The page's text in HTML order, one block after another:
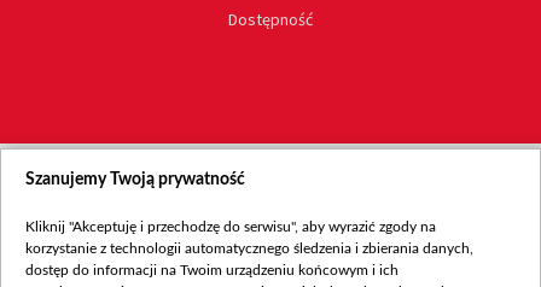
Dostępność
Szanujemy Twoją prywatność
Kliknij "Akceptuję i przechodzę do serwisu", aby wyrazić zgody na
korzystanie z technologii automatycznego śledzenia i zbierania danych,
dostęp do informacji na Twoim urządzeniu końcowym i ich